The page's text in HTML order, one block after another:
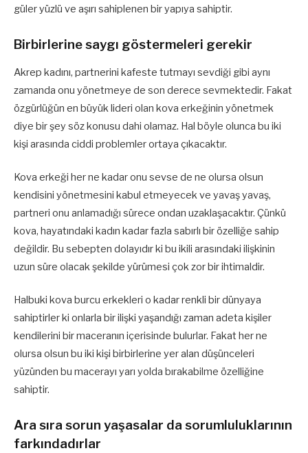
güler yüzlü ve aşırı sahiplenen bir yapıya sahiptir.
Birbirlerine saygı göstermeleri gerekir
Akrep kadını, partnerini kafeste tutmayı sevdiği gibi aynı
zamanda onu yönetmeye de son derece sevmektedir. Fakat
özgürlüğün en büyük lideri olan kova erkeğinin yönetmek
diye bir şey söz konusu dahi olamaz. Hal böyle olunca bu iki
kişi arasında ciddi problemler ortaya çıkacaktır.
Kova erkeği her ne kadar onu sevse de ne olursa olsun
kendisini yönetmesini kabul etmeyecek ve yavaş yavaş,
partneri onu anlamadığı sürece ondan uzaklaşacaktır. Çünkü
kova, hayatındaki kadın kadar fazla sabırlı bir özelliğe sahip
değildir. Bu sebepten dolayıdır ki bu ikili arasındaki ilişkinin
uzun süre olacak şekilde yürümesi çok zor bir ihtimaldir.
Halbuki kova burcu erkekleri o kadar renkli bir dünyaya
sahiptirler ki onlarla bir ilişki yaşandığı zaman adeta kişiler
kendilerini bir maceranın içerisinde bulurlar. Fakat her ne
olursa olsun bu iki kişi birbirlerine yer alan düşünceleri
yüzünden bu macerayı yarı yolda bırakabilme özelliğine
sahiptir.
Ara sıra sorun yaşasalar da sorumluluklarının
farkındadırlar